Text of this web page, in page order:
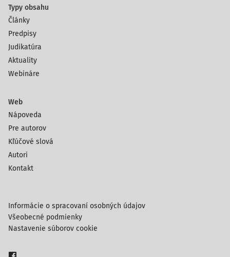
Typy obsahu
Články
Predpisy
Judikatúra
Aktuality
Webináre
Web
Nápoveda
Pre autorov
Kľúčové slová
Autori
Kontakt
Informácie o spracovaní osobných údajov
Všeobecné podmienky
Nastavenie súborov cookie